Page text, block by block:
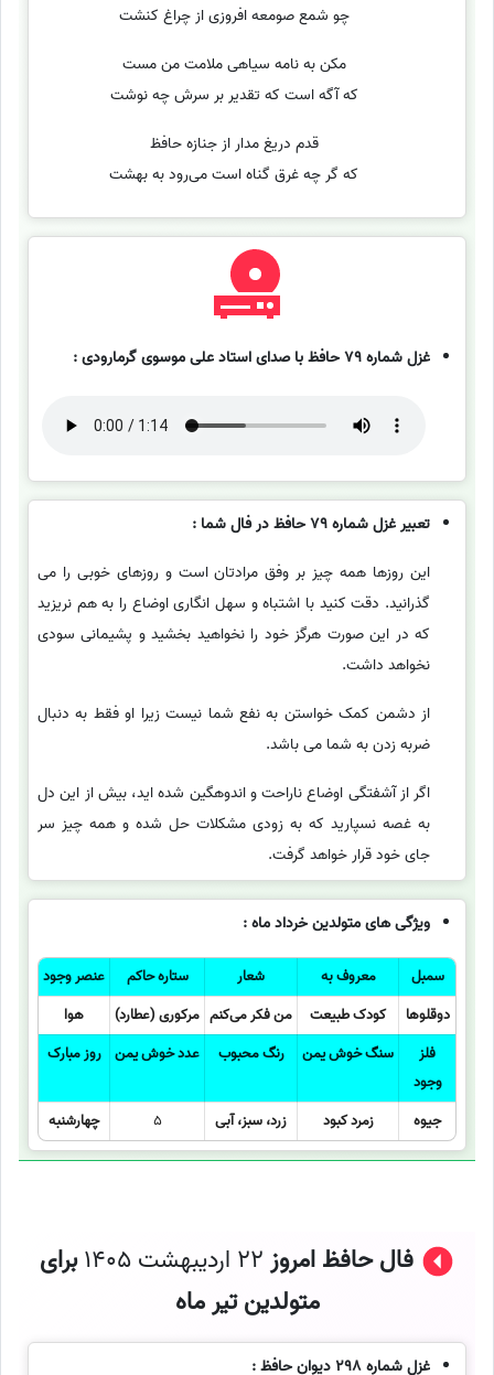
چو شمع صومعه افروزی از چراغ کنشت
مکن به نامه سیاهی ملامت من مست
که آگه است که تقدیر بر سرش چه نوشت
قدم دریغ مدار از جنازه حافظ
که گر چه غرق گناه است می‌رود به بهشت
غزل شماره 79 حافظ با صدای استاد علی موسوی گرمارودی :
تعبیر غزل شماره 79 حافظ در فال شما :
این روزها همه چیز بر وفق مرادتان است و روزهای خوبی را می
گذرانید. دقت کنید با اشتباه و سهل انگاری اوضاع را به هم نریزید
که در این صورت هرگز خود را نخواهید بخشید و پشیمانی سودی
نخواهد داشت.
از دشمن کمک خواستن به نفع شما نیست زیرا او فقط به دنبال
ضربه زدن به شما می باشد.
اگر از آشفتگی اوضاع ناراحت و اندوهگین شده اید، بیش از این دل
به غصه نسپارید که به زودی مشکلات حل شده و همه چیز سر
جای خود قرار خواهد گرفت.
ویژگی های متولدین خرداد ماه :
سمبل معروف به شعار ستاره حاکم
عنصر وجود
دوقلوها
کودک طبیعت من فکر می‌کنم مرکوری (عطارد)
هوا
فلز
وجود
سنگ خوش یمن رنگ محبوب عدد خوش یمن روز مبارک
جیوه زمرد کبود زرد، سبز، آبی 5 چهارشنبه
فال حافظ امروز
برای
متولدین تیر ماه
غزل شماره 298 دیوان حافظ :